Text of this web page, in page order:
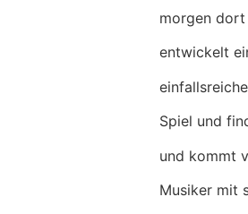
morgen dort
entwickelt
Spiel und
und kommt
Musiker mit